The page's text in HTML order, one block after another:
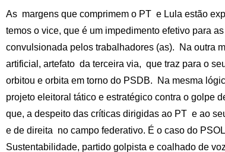
As margens que comprimem o PT e Lula estão
temos o vice, que é um impedimento efetivo para
convulsionada pelos trabalhadores (as). Na outra
artificial, artefato da terceira via, que traz para o
orbitou e orbita em torno do PSDB. Na mesma
projeto eleitoral tático e estratégico contra o golpe
que, a despeito das críticas dirigidas ao PT e ao
e de direita no campo federativo. É o caso do
Sustentabilidade, partido golpista e coalhado de